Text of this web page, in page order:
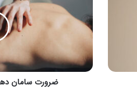
حوزه
ماساژ
درمانی
ضرورت سامان